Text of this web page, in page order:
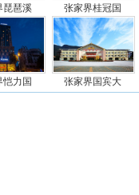
琵琶溪 张家界桂冠国
恺力国 张家界国宾大